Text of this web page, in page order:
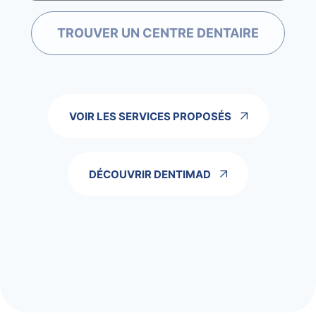
TROUVER UN CENTRE DENTAIRE
VOIR LES SERVICES PROPOSÉS
DÉCOUVRIR DENTIMAD